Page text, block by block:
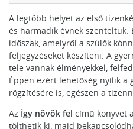
A legtöbb helyet az első
és harmadik évnek szenteltük.
időszak, amelyről a szülők
feljegyzéseket készíteni. A
tele vannak élményekkel,
Éppen ezért lehetőség nyílik a
rögzítésére is, egészen a
Az Így növök fel című könyvet
tölthetik ki, majd